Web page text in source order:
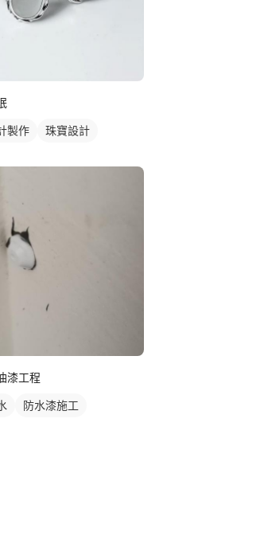
製作 珠寶設計
漆工程
防水漆施工